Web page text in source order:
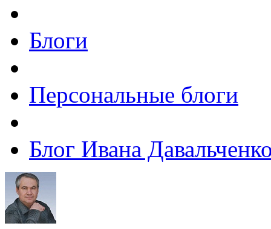
Блоги
Персональные блоги
Блог Ивана